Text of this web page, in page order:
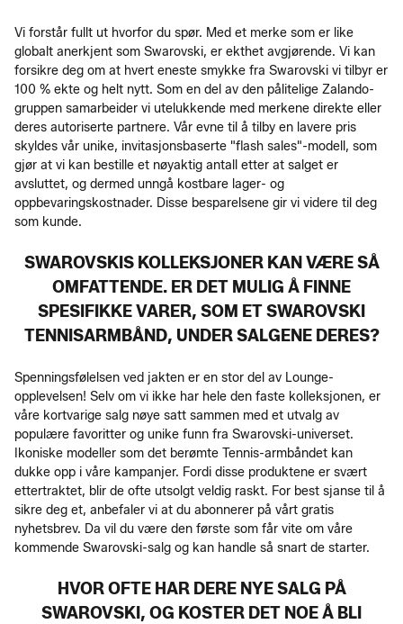
Vi forstår fullt ut hvorfor du spør. Med et merke som er like
globalt anerkjent som Swarovski, er ekthet avgjørende. Vi kan
forsikre deg om at hvert eneste smykke fra Swarovski vi tilbyr er
100 % ekte og helt nytt. Som en del av den pålitelige Zalando-
gruppen samarbeider vi utelukkende med merkene direkte eller
deres autoriserte partnere. Vår evne til å tilby en lavere pris
skyldes vår unike, invitasjonsbaserte "flash sales"-modell, som
gjør at vi kan bestille et nøyaktig antall etter at salget er
avsluttet, og dermed unngå kostbare lager- og
oppbevaringskostnader. Disse besparelsene gir vi videre til deg
som kunde.
SWAROVSKIS KOLLEKSJONER KAN VÆRE SÅ
OMFATTENDE. ER DET MULIG Å FINNE
SPESIFIKKE VARER, SOM ET SWAROVSKI
TENNISARMBÅND, UNDER SALGENE DERES?
Spenningsfølelsen ved jakten er en stor del av Lounge-
opplevelsen! Selv om vi ikke har hele den faste kolleksjonen, er
våre kortvarige salg nøye satt sammen med et utvalg av
populære favoritter og unike funn fra Swarovski-universet.
Ikoniske modeller som det berømte Tennis-armbåndet kan
dukke opp i våre kampanjer. Fordi disse produktene er svært
ettertraktet, blir de ofte utsolgt veldig raskt. For best sjanse til å
sikre deg et, anbefaler vi at du abonnerer på vårt gratis
nyhetsbrev. Da vil du være den første som får vite om våre
kommende Swarovski-salg og kan handle så snart de starter.
HVOR OFTE HAR DERE NYE SALG PÅ
SWAROVSKI, OG KOSTER DET NOE Å BLI